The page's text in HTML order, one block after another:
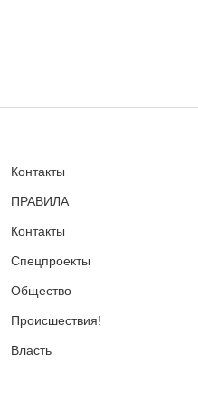
Контакты
ПРАВИЛА
Контакты
Спецпроекты
Общество
Происшествия!
Власть